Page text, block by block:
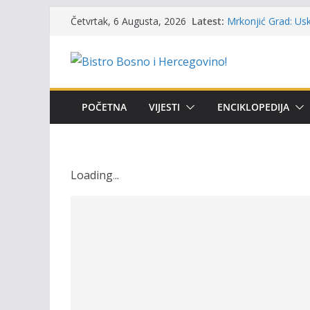
content
Četvrtak, 6 Augusta, 2026 Latest: Mrkonjić Grad:
osvojili prelazni
Masovni pomor
POČETNA VIJESTI ENCIKLOPEDIJA
Loading...